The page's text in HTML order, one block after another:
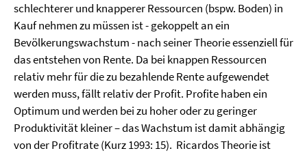
schlechterer und knapperer Ressourcen (bspw. Boden) in
Kauf nehmen zu müssen ist - gekoppelt an ein
Bevölkerungswachstum - nach seiner Theorie essenziell für
das entstehen von Rente. Da bei knappen Ressourcen
relativ mehr für die zu bezahlende Rente aufgewendet
werden muss, fällt relativ der Profit. Profite haben ein
Optimum und werden bei zu hoher oder zu geringer
Produktivität kleiner – das Wachstum ist damit abhängig
von der Profitrate (Kurz 1993: 15). Ricardos Theorie ist